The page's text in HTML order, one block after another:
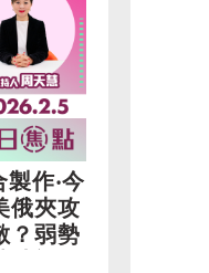
製作‧今
俄夾攻
？弱勢
視日